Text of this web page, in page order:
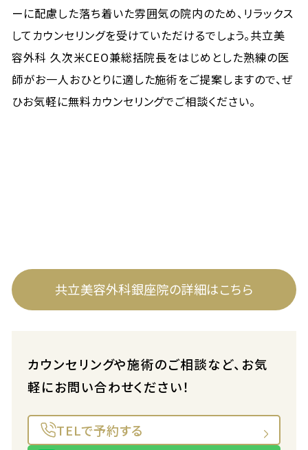
ーに配慮した落ち着いた雰囲気の院内のため、リラックス
してカウンセリングを受けていただけるでしょう。共立美
容外科 久次米CEO兼総括院長をはじめとした熟練の医
師がお一人おひとりに適した施術をご提案しますので、ぜ
ひお気軽に無料カウンセリングでご相談ください。
共立美容外科銀座院の詳細はこちら
カウンセリングや施術のご相談など、お気
軽にお問い合わせください！
TELで予約する